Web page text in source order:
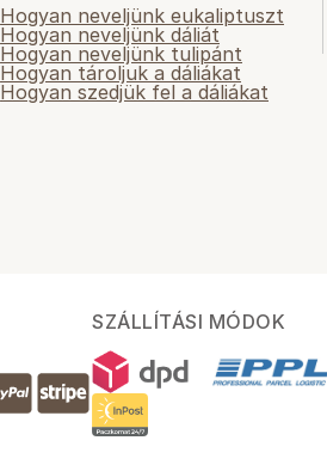
Hogyan neveljünk eukaliptuszt
Hogyan neveljünk dáliát
Hogyan neveljünk tulipánt
Hogyan tároljuk a dáliákat
Hogyan szedjük fel a dáliákat
SZÁLLÍTÁSI MÓDOK